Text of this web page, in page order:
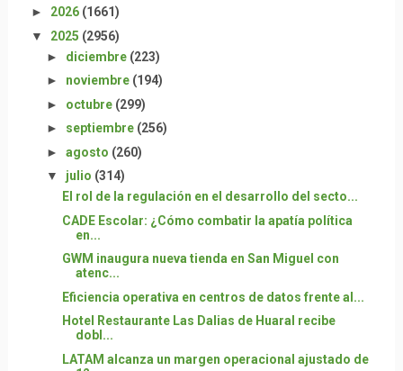
► 2026 (1661)
▼ 2025 (2956)
► diciembre (223)
► noviembre (194)
► octubre (299)
► septiembre (256)
► agosto (260)
▼ julio (314)
El rol de la regulación en el desarrollo del secto...
CADE Escolar: ¿Cómo combatir la apatía política
en...
GWM inaugura nueva tienda en San Miguel con
atenc...
Eficiencia operativa en centros de datos frente al...
Hotel Restaurante Las Dalias de Huaral recibe
dobl...
LATAM alcanza un margen operacional ajustado de